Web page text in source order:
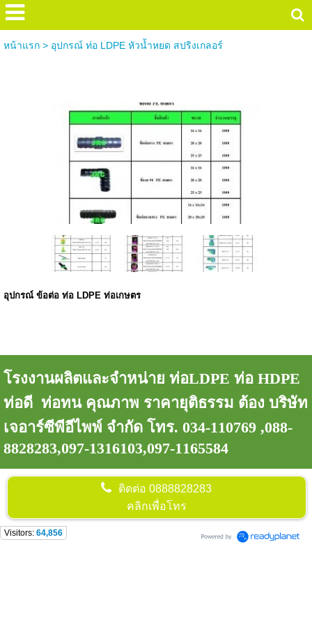
หน้าแรก> อุปกรณ์ ท่อ LDPE หัวน้ำหยด สปริงเกลอร์
อุปกรณ์ ข้อต่อ ท่อ LDPE ท่อเกษตร
โรงงานผลิตและจำหน่าย ท่อLDPE ท่อ HDPE
ท่อดี ท่อทน คุณภาพ ราคายุติธรรม ต้อง บริษัท
เจอาร์ซีพีอีไพพ์ จำกัด โทร. 034-110769 ,088-
8828283,097-1316103,097-1165584
ติดต่อ0888828283
คลิกเพื่อโทร
Visitors: 64,856